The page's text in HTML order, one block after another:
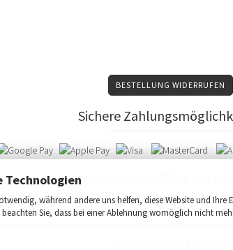
Technologien
während andere uns helfen, diese Website und Ihre
Sie, dass bei einer Ablehnung womöglich nicht
BESTELLUNG WIDERRUFEN
Sichere
RECHNUNGSKAUF | SPÄTER BEZAHLEN |